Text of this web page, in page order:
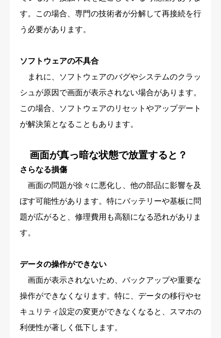
す。この場合、専門の技術者が分解して再接続を行
う必要があります。
ソフトウェアの不具合
まれに、ソフトウェアのバグやシステムのクラッ
シュが原因で画面が表示されない場合があります。
この場合、ソフトウェアのリセットやアップデート
が解決策となることもあります。
画面が真っ暗な状態で放置すると？
さらなる損傷
画面の問題が徐々に悪化し、他の部品に影響を及
ぼす可能性があります。特にバッテリーや基板に問
題が広がると、修理費用も高額になる恐れがありま
す。
データの操作ができない
画面が表示されないため、バックアップや重要な
操作ができなくなります。特に、データの移行やセ
キュリティ設定の変更ができなくなると、スマホの
利便性が著しく低下します。